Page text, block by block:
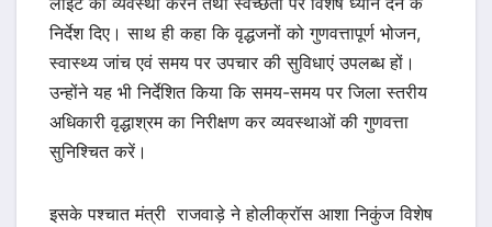
निर्देश दिए। साथ ही कहा कि वृद्धजनों को गुणवत्तापूर्ण भोजन,
स्वास्थ्य जांच एवं समय पर उपचार की सुविधाएं उपलब्ध हों।
उन्होंने यह भी निर्देशित किया कि समय-समय पर जिला स्तरीय
अधिकारी वृद्धाश्रम का निरीक्षण कर व्यवस्थाओं की गुणवत्ता
सुनिश्चित करें।
इसके पश्चात मंत्री राजवाड़े ने होलीक्रॉस आशा निकुंज विशेष